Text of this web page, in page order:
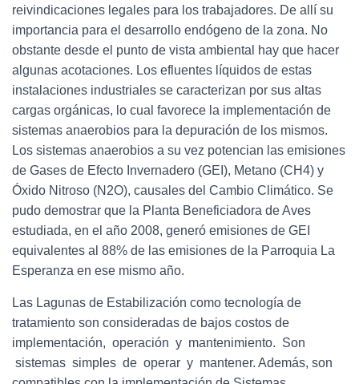
reivindicaciones legales para los trabajadores. De allí su
importancia para el desarrollo endógeno de la zona. No
obstante desde el punto de vista ambiental hay que hacer
algunas acotaciones. Los efluentes líquidos de estas
instalaciones industriales se caracterizan por sus altas
cargas orgánicas, lo cual favorece la implementación de
sistemas anaerobios para la depuración de los mismos.
Los sistemas anaerobios a su vez potencian las emisiones
de Gases de Efecto Invernadero (GEI), Metano (CH4) y
Óxido Nitroso (N2O), causales del Cambio Climático. Se
pudo demostrar que la Planta Beneficiadora de Aves
estudiada, en el año 2008, generó emisiones de GEI
equivalentes al 88% de las emisiones de la Parroquia La
Esperanza en ese mismo año.
Las Lagunas de Estabilización como tecnología de
tratamiento son consideradas de bajos costos de
implementación, operación y mantenimiento. Son
sistemas simples de operar y mantener. Además, son